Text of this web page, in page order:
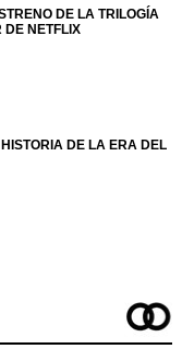
DE LA TRILOGÍA
DE NETFLIX
DE LA ERA DEL